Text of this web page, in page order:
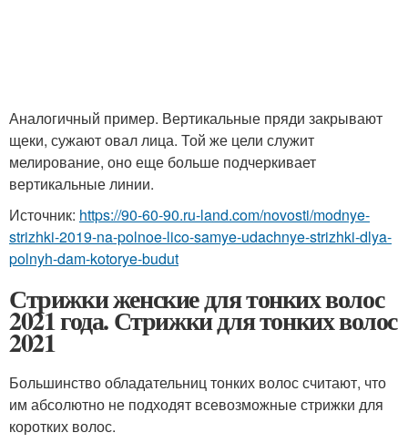
Аналогичный пример. Вертикальные пряди закрывают
щеки, сужают овал лица. Той же цели служит
мелирование, оно еще больше подчеркивает
вертикальные линии.
Источник: https://90-60-90.ru-land.com/novosti/modnye-
strizhki-2019-na-polnoe-lico-samye-udachnye-strizhki-dlya-
polnyh-dam-kotorye-budut
Стрижки женские для тонких волос
2021 года. Стрижки для тонких волос
2021
Большинство обладательниц тонких волос считают, что
им абсолютно не подходят всевозможные стрижки для
коротких волос.